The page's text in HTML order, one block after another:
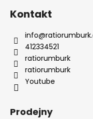
Kontakt
info@
412334521
ratiorumburk
ratiorumburk
Youtube
Prodejny